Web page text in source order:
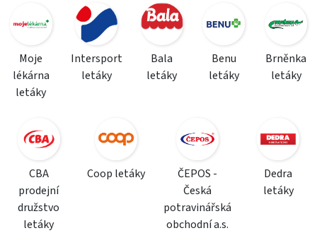
Moje
lékárna
letáky
Intersport
letáky
Bala
letáky
Benu
letáky
Brněnka
letáky
CBA
prodejní
družstvo
letáky
Coop letáky
ČEPOS -
Česká
potravinářská
obchodní a.s.
Dedra
letáky